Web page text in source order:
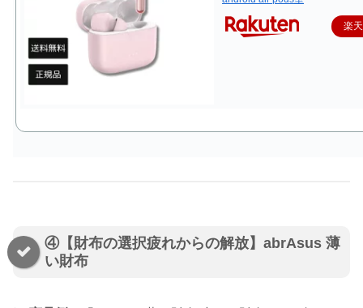
楽
④【財布の選択疲れからの解放】abrAsus 薄
い財布